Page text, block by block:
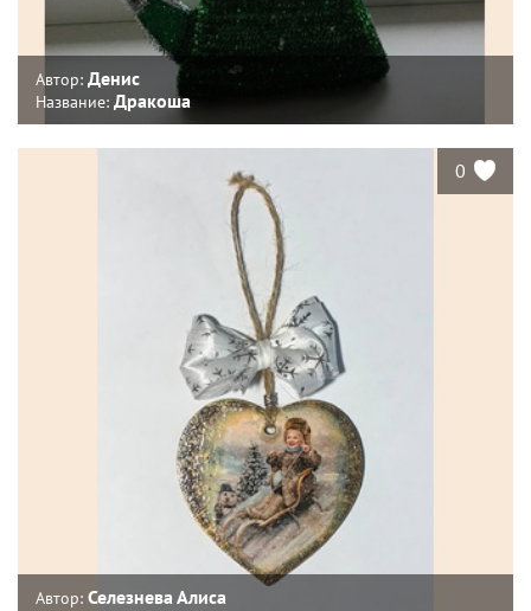
Автор: Денис
Название: Дракоша
0
Автор: Селезнева Алиса